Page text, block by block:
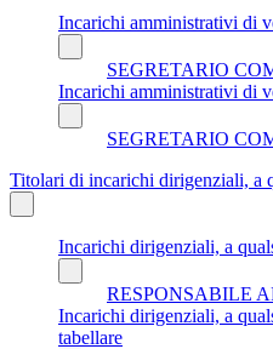
Incarichi amministrativi di
SEGRETARIO
Incarichi amministrativi di
SEGRETARIO
Titolari di incarichi dirigenziali, a
Incarichi dirigenziali, a
RESPONSABILE
Incarichi dirigenziali, a
tabellare